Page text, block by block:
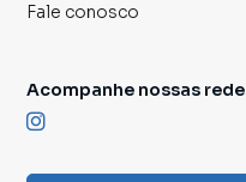
Fale conosco
Acompanhe nossas